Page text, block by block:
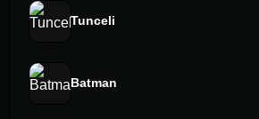
Tunceli
Batman